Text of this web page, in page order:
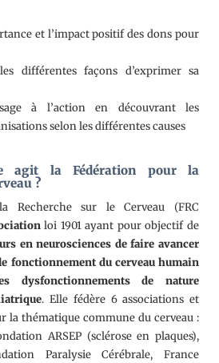
et l’impact positif des dons pour
différentes façons d’exprimer sa
à l’action en découvrant les
selon les différentes causes
agit la Fédération pour la
?
Recherche sur le Cerveau (FRC
loi 1901 ayant pour objectif de
en neurosciences de faire avancer
fonctionnement du cerveau humain
dysfonctionnements de nature
. Elle fédère 6 associations et
la thématique commune du cerveau :
ARSEP (sclérose en plaques),
Paralysie Cérébrale, France